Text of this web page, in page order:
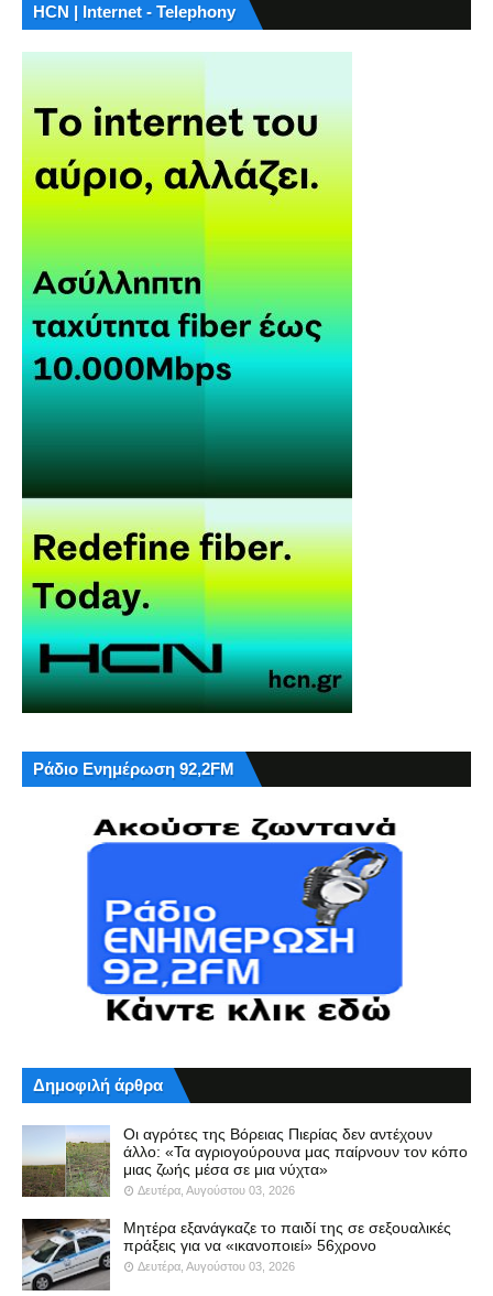
HCN | Internet - Telephony
Ράδιο Ενημέρωση 92,2FM
Δημοφιλή άρθρα
Οι αγρότες της Βόρειας Πιερίας δεν αντέχουν
άλλο: «Τα αγριογούρουνα μας παίρνουν τον κόπο
μιας ζωής μέσα σε μια νύχτα»
Δευτέρα, Αυγούστου 03, 2026
Μητέρα εξανάγκαζε το παιδί της σε σεξουαλικές
πράξεις για να «ικανοποιεί» 56χρονο
Δευτέρα, Αυγούστου 03, 2026